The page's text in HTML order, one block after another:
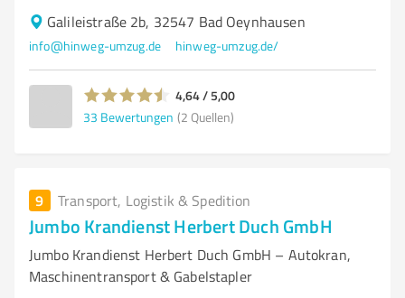
Galileistraße 2b, 32547 Bad Oeynhausen
info@hinweg-umzug.de hinweg-umzug.de/
4,64 / 5,00
33 Bewertungen (2 Quellen)
9 Transport, Logistik & Spedition
Jumbo Krandienst Herbert Duch GmbH
Jumbo Krandienst Herbert Duch GmbH – Autokran,
Maschinentransport & Gabelstapler